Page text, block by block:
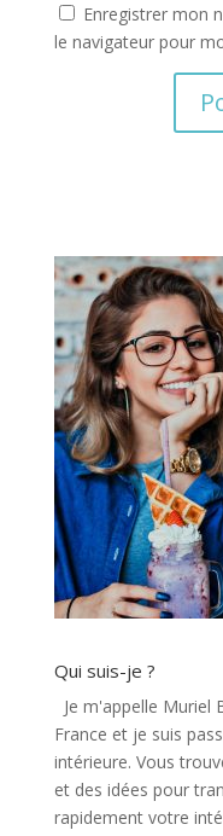
Enregistrer mon
le navigateur pour
Qui suis-je ?
Je m'appelle Muriel
France et je suis
intérieure. Vous
et des idées pour
rapidement votre